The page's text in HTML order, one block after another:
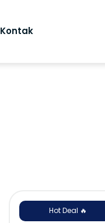
Kontak
Hot Deal 🔥